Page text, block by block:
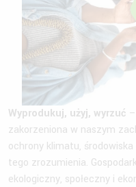
Wyprodukuj, użyj, wyrzuć
zakorzeniona w naszym
ochrony klimatu,
tego zrozumienia.
ekologiczny, społeczny i